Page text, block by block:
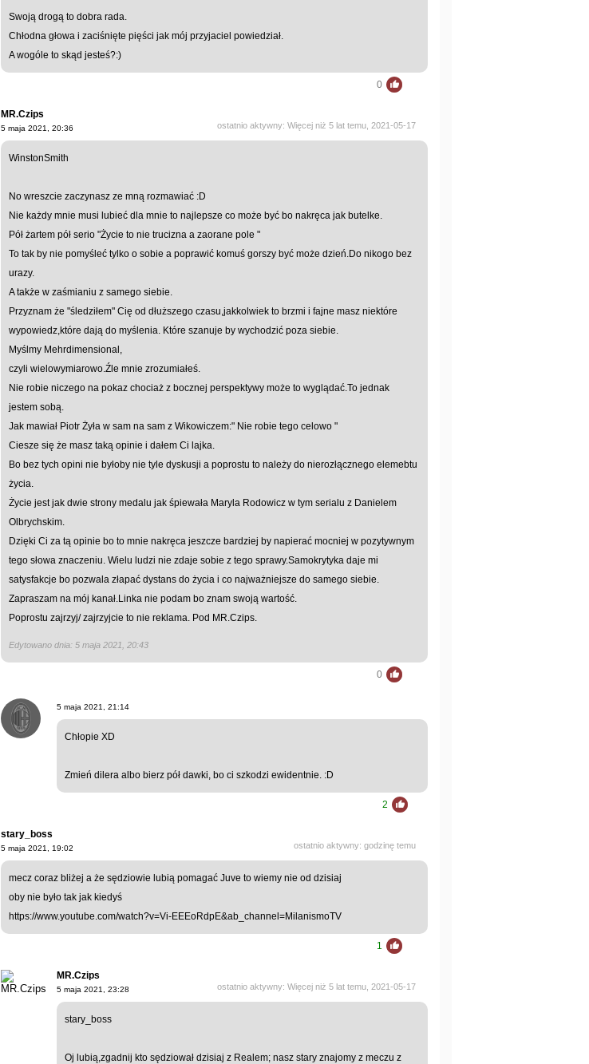
Swoją drogą to dobra rada.
Chłodna głowa i zaciśnięte pięści jak mój przyjaciel powiedział.
A wogóle to skąd jesteś?:)
0
MR.Czips
ostatnio aktywny: Więcej niż 5 lat temu, 2021-05-17
5 maja 2021, 20:36
WinstonSmith
No wreszcie zaczynasz ze mną rozmawiać :D
Nie każdy mnie musi lubieć dla mnie to najlepsze co może być bo nakręca jak butelke.
Pół żartem pół serio "Życie to nie trucizna a zaorane pole "
To tak by nie pomyśleć tylko o sobie a poprawić komuś gorszy być może dzień.Do nikogo bez
urazy.
A także w zaśmianiu z samego siebie.
Przyznam że "śledziłem" Cię od dłuższego czasu,jakkolwiek to brzmi i fajne masz niektóre
wypowiedz,które dają do myślenia. Które szanuje by wychodzić poza siebie.
Myślmy Mehrdimensional,
czyli wielowymiarowo.Źle mnie zrozumiałeś.
Nie robie niczego na pokaz chociaż z bocznej perspektywy może to wyglądać.To jednak
jestem sobą.
Jak mawiał Piotr Żyła w sam na sam z Wikowiczem:" Nie robie tego celowo "
Ciesze się że masz taką opinie i dałem Ci lajka.
Bo bez tych opini nie byłoby nie tyle dyskusji a poprostu to należy do nierozłącznego elemebtu
życia.
Życie jest jak dwie strony medalu jak śpiewała Maryla Rodowicz w tym serialu z Danielem
Olbrychskim.
Dzięki Ci za tą opinie bo to mnie nakręca jeszcze bardziej by napierać mocniej w pozytywnym
tego słowa znaczeniu. Wielu ludzi nie zdaje sobie z tego sprawy.Samokrytyka daje mi
satysfakcje bo pozwala złapać dystans do życia i co najważniejsze do samego siebie.
Zapraszam na mój kanał.Linka nie podam bo znam swoją wartość.
Poprostu zajrzyj/ zajrzyjcie to nie reklama. Pod MR.Czips.
Edytowano dnia: 5 maja 2021, 20:43
0
5 maja 2021, 21:14
Chłopie XD
Zmień dilera albo bierz pół dawki, bo ci szkodzi ewidentnie. :D
2
stary_boss
ostatnio aktywny: godzinę temu
5 maja 2021, 19:02
mecz coraz bliżej a że sędziowie lubią pomagać Juve to wiemy nie od dzisiaj
oby nie było tak jak kiedyś
https://www.youtube.com/watch?v=Vi-EEEoRdpE&ab_channel=MilanismoTV
1
MR.Czips
ostatnio aktywny: Więcej niż 5 lat temu, 2021-05-17
5 maja 2021, 23:28
stary_boss
Oj lubią,zgadnij kto sędziował dzisiaj z Realem; nasz stary znajomy z meczu z